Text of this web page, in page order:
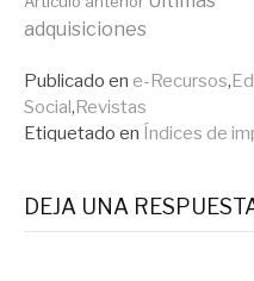
Seguir
adquisiciones
Publicado en e-Recursos,
Social,Revistas
Etiquetado en Índices de
DEJA UNA